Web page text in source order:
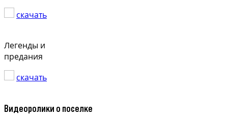
скачать
Легенды и
предания
скачать
Видеоролики о поселке